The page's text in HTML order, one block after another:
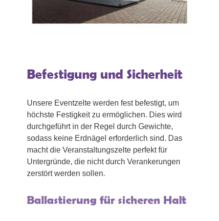
Befestigung und Sicherheit
Unsere Eventzelte werden fest befestigt, um
höchste Festigkeit zu ermöglichen. Dies wird
durchgeführt in der Regel durch Gewichte,
sodass keine Erdnägel erforderlich sind. Das
macht die Veranstaltungszelte perfekt für
Untergründe, die nicht durch Verankerungen
zerstört werden sollen.
Ballastierung für sicheren Halt